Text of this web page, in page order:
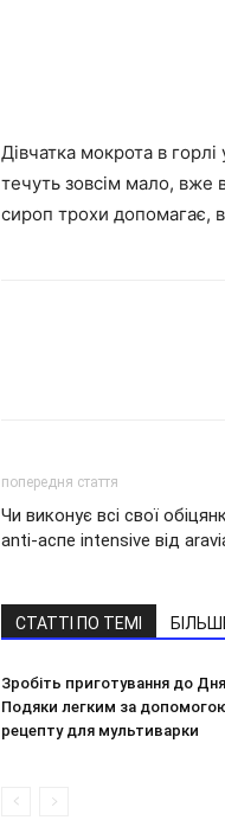
Дівчатка мокрота в
течуть зовсім мало, вже
сироп трохи допомагає,
попередня стаття
Чи виконує всі свої
аnti-аспе intensive від
СТАТТІ ПО ТЕМІ
Зробіть приготування до Дня
Подяки легким за
рецепту для мультиварки